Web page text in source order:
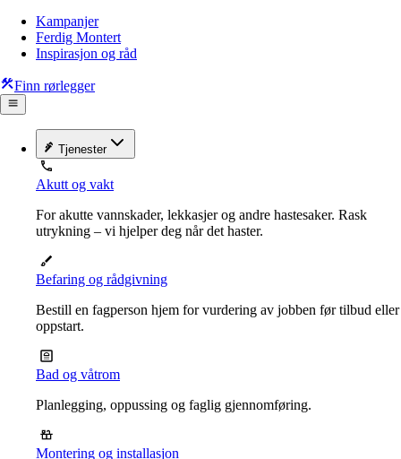
Kampanjer
Ferdig Montert
Inspirasjon og råd
Finn rørlegger
Tjenester
Akutt og vakt
For akutte vannskader, lekkasjer og andre hastesaker. Rask
utrykning – vi hjelper deg når det haster.
Befaring og rådgivning
Bestill en fagperson hjem for vurdering av jobben før tilbud eller
oppstart.
Bad og våtrom
Planlegging, oppussing og faglig gjennomføring.
Montering og installasjon